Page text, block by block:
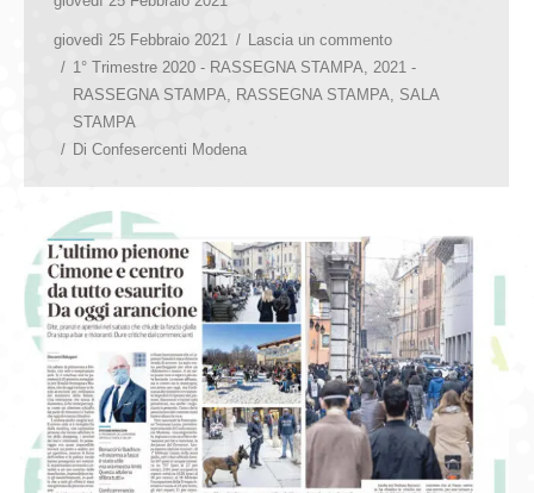
giovedì 25 Febbraio 2021
Lascia un commento
1° Trimestre 2020 - RASSEGNA STAMPA
2021 -
RASSEGNA STAMPA
RASSEGNA STAMPA
SALA
STAMPA
Di Confesercenti Modena